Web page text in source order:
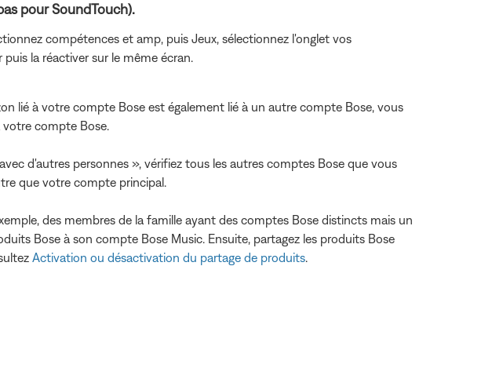
pour SoundTouch).
compétences et amp, puis Jeux, sélectionnez l'onglet vos
la réactiver sur le même écran.
lié à votre compte Bose est également lié à un autre compte Bose, vous
votre compte Bose.
d'autres personnes », vérifiez tous les autres comptes Bose que vous
que votre compte principal.
des membres de la famille ayant des comptes Bose distincts mais un
Bose à son compte Bose Music. Ensuite, partagez les produits Bose
Activation ou désactivation du partage de produits.